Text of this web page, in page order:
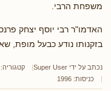
משפחת הרבי.
האדמו"ר רבי יוסף יצחק
בזקנותו נודע כבעל מופת,
נכתב על ידי Super User קטגוריה:
כניסות: 1996